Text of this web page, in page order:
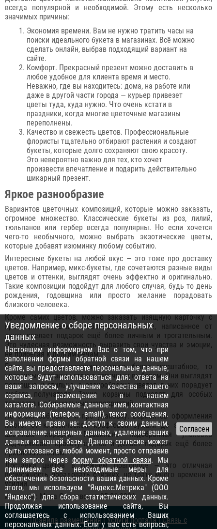
всегда популярной и необходимой. Этому есть несколько
значимых причины:
Экономия времени. Вам не нужно тратить часы на
поиски идеального букета в магазинах. Всё можно
сделать онлайн, выбрав подходящий вариант на
сайте.
Комфорт. Прекрасный презент можно доставить в
любое удобное для клиента время и место.
Неважно, где вы находитесь: дома, на работе или
даже в другой части города — курьер привезет
цветы туда, куда нужно. Что очень кстати в
праздники, когда многие цветочные магазины
переполнены.
Качество и свежесть цветов. Профессиональные
флористы тщательно отбирают растения и создают
букеты, которые долго сохраняют свою красоту.
Это невероятно важно для тех, кто хочет
произвести впечатление и подарить действительно
шикарный презент.
Яркое разнообразие
Вариантов цветочных композиций, которые можно заказать,
огромное множество. Классические букеты из роз, лилий,
тюльпанов или гербер всегда популярны. Но если хочется
чего-то необычного, можно выбрать экзотические цветы,
которые добавят изюминку любому событию.
Интересные букеты на любой вкус — это тоже про доставку
цветов. Например, микс-букеты, где сочетаются разные виды
цветов и оттенки, выглядят очень эффектно и оригинально.
Такие композиции подойдут для любого случая, будь то день
рождения, годовщина или просто желание порадовать
близкого человека.
Кроме самих цветов, можно заказать изящную карточку с
приятными словами. Небольшое послание, написанное от
души, сделает подарок ещё более личным и трогательным.
Это чудесная возможность выразить свои чувства и эмоции,
не прибегая к долгим речам.
Если вы хотите подарить что-то более масштабное, то
цветочные корзины станут отличным выбором. Они выглядят
роскошно и стильно, а разнообразие цветов в них порадует
любого получателя. Такие корзины подходят для особых
торжеств и официальных мероприятий.
Не стоит забывать и про упаковку. Вариантов оформления
много: от классической крафтовой бумаги до элегантных
шляпных коробок. Правильно подобранная упаковка
подчёркивает красоту цветов и делает подарок ещё более
привлекательным.
Доставка цветов в Нижнем Новгороде — это отличная
возможность порадовать близких, не тратя много времени и
усилий.
Источник: Мира Орановская 25.06.2024
Правила размещения|Услуги портала|Связь с
Уведомление о сборе персональных
данных
Настоящим информируем Вас о том, что при
заполнении формы обратной связи на нашем
сайте, вы предоставляете персональные данные,
которые будут использоваться для: ответа на
ваши запросы, улучшения качества нашего
сервиса, размещения в нашем
каталоге. Собираемые данные: имя, контактная
информация (телефон, email), текст сообщения.
Вы имеете право на: доступ к своим данным,
исправление неверных данных, удаление ваших
данных из нашей базы. Данное согласие может
быть отозвано в любой момент, просто отправив
нам запрос через форму обратной связи. Мы
принимаем все необходимые меры для
обеспечения безопасности ваших данных. Кроме
этого, мы используем "Яндекс.Метрика" (ООО
"Яндекс") для сбора статистических данных.
Продолжая использование сайта, Вы
соглашаетесь с использованием Ваших
персональных данных. Если у вас есть вопросы,